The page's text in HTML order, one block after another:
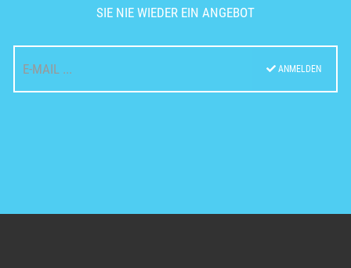
SIE NIE WIEDER EIN ANGEBOT
ANMELDEN